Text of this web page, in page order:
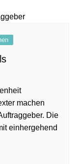
machen
Die
einhergehend